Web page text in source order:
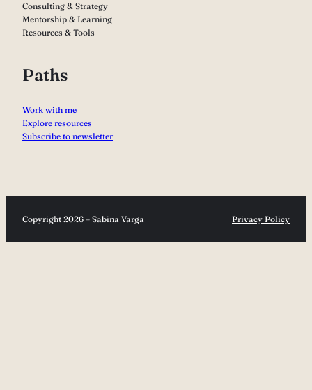
Consulting & Strategy
Mentorship & Learning
Resources & Tools
Paths
Work with me
Explore resources
Subscribe to newsletter
Copyright 2026 – Sabina Varga Privacy Policy